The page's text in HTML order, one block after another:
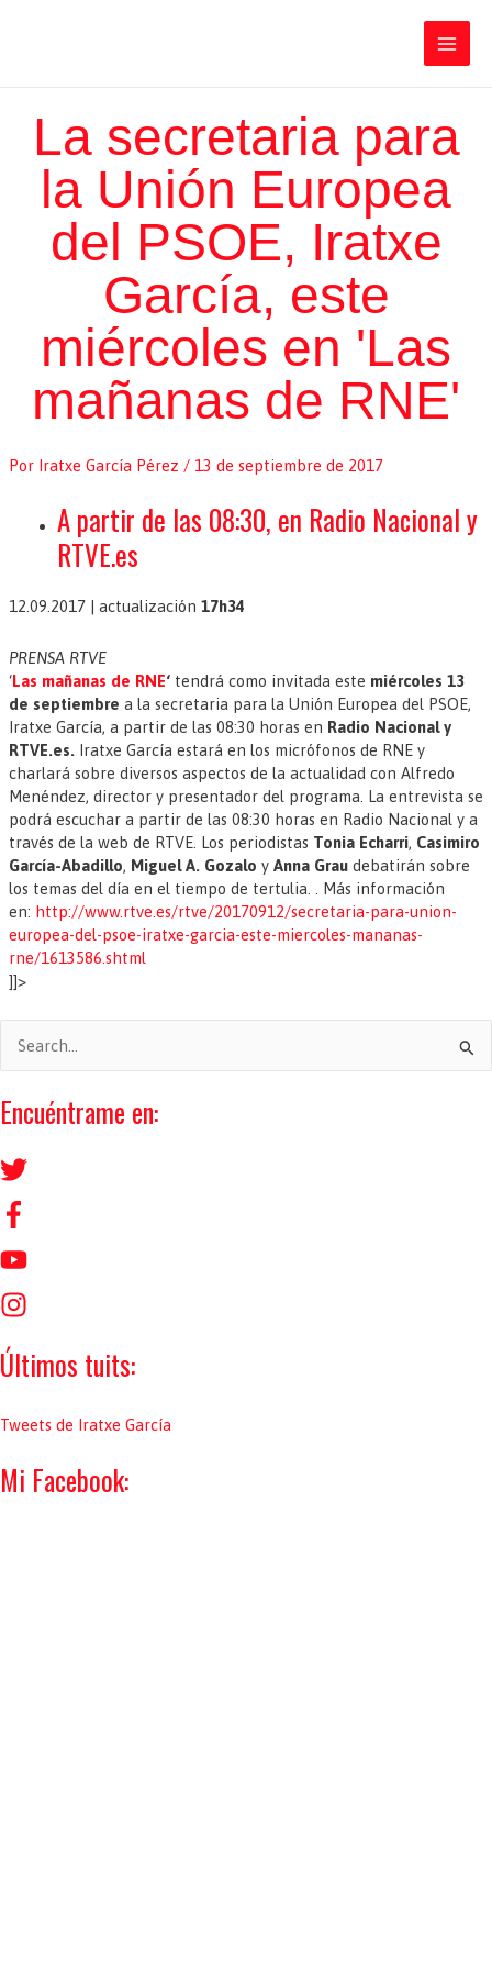
Main
La secretaria para
la Unión Europea
del PSOE, Iratxe
García, este
miércoles en 'Las
mañanas de RNE'
Por Iratxe García Pérez / 13 de septiembre de 2017
A partir de las 08:30, en Radio Nacional y
RTVE.es
12.09.2017 | actualización 17h34
PRENSA RTVE
‘Las mañanas de RNE‘tendrá como invitada este miércoles 13
de septiembre a la secretaria para la Unión Europea del PSOE,
Iratxe García, a partir de las 08:30 horas en Radio Nacional y
RTVE.es. Iratxe García estará en los micrófonos de RNE y
charlará sobre diversos aspectos de la actualidad con Alfredo
Menéndez, director y presentador del programa. La entrevista se
podrá escuchar a partir de las 08:30 horas en Radio Nacional y a
través de la web de RTVE. Los periodistas Tonia Echarri, Casimiro
García-Abadillo, Miguel A. Gozalo y Anna Graudebatirán sobre
los temas del día en el tiempo de tertulia. . Más información
en: http://www.rtve.es/rtve/20170912/secretaria-para-union-
europea-del-psoe-iratxe-garcia-este-miercoles-mananas-
rne/1613586.shtml
]]>
u
s
c
a
o
r
Encuéntrame en:
Últimos tuits:
Tweets de Iratxe García
Mi Facebook: